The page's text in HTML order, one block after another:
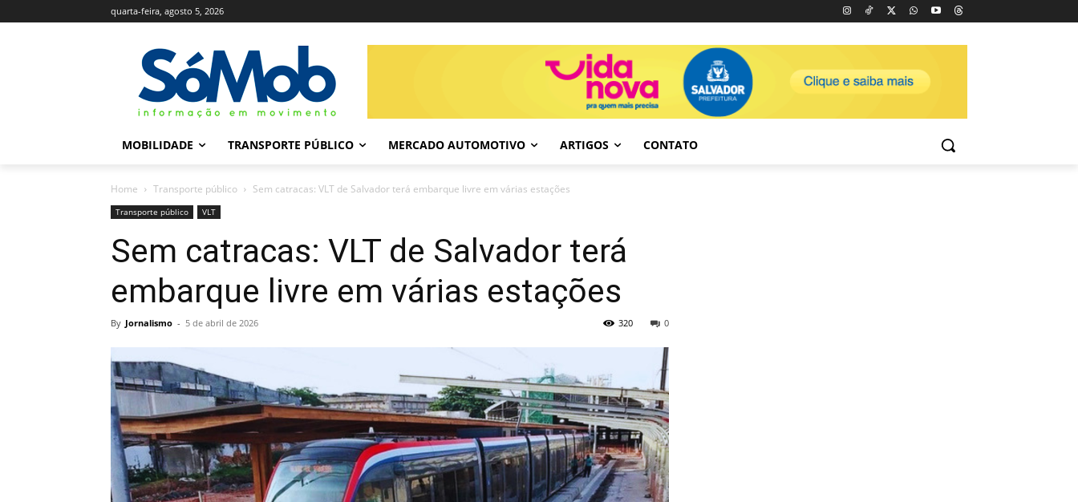
quarta-feira, agosto 5, 2026
MOBILIDADE TRANSPORTE PÚBLICO MERCADO AUTOMOTIVO ARTIGOS CONTATO
Home Transporte público Sem catracas: VLT de Salvador terá embarque livre em várias estações
Transporte público VLT
Sem catracas: VLT de Salvador terá
embarque livre em várias estações
By Jornalismo - 5 de abril de 2026 0
320